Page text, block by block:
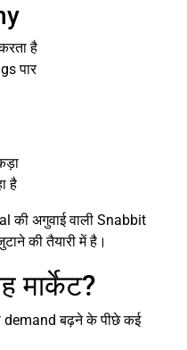
है
पार
है
की अगुवाई वाली Snabbit
की तैयारी में है।
मार्केट?
demand बढ़ने के पीछे कई